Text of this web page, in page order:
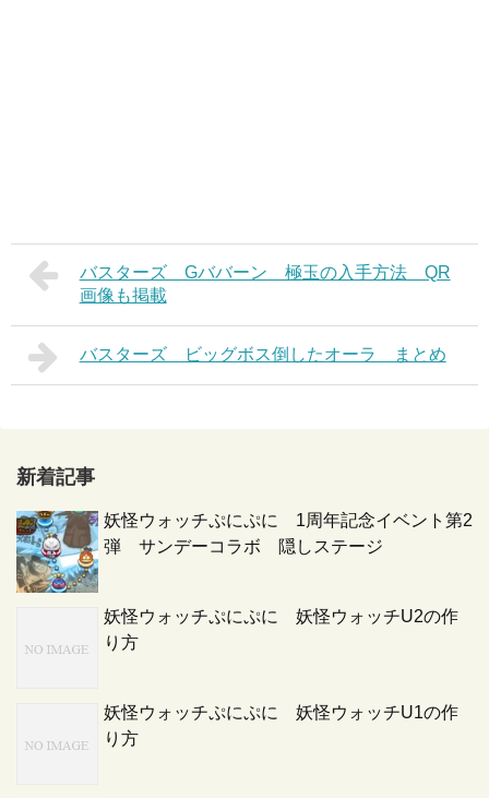
バスターズ Gババーン 極玉の入手方法 QR
画像も掲載
バスターズ ビッグボス倒したオーラ まとめ
新着記事
妖怪ウォッチぷにぷに 1周年記念イベント第2
弾 サンデーコラボ 隠しステージ
妖怪ウォッチぷにぷに 妖怪ウォッチU2の作
り方
妖怪ウォッチぷにぷに 妖怪ウォッチU1の作
り方